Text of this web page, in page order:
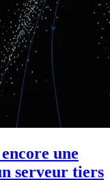
une
serveur tiers